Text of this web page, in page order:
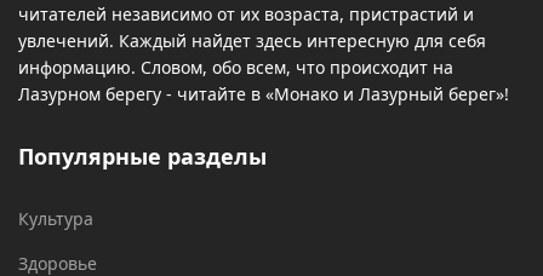
читателей независимо от их возраста, пристрастий и
увлечений. Каждый найдет здесь интересную для себя
информацию. Словом, обо всем, что происходит на
Лазурном берегу - читайте в «Монако и Лазурный берег»!
Популярные разделы
Культура
Здоровье